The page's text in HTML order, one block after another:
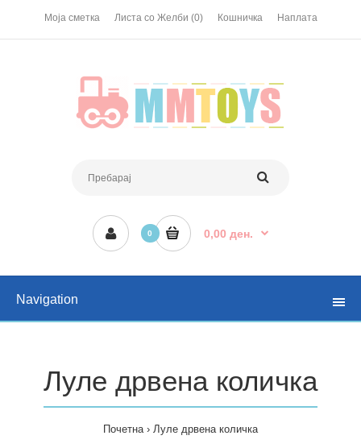
Моја сметка Листа со Желби (0) Кошничка Наплата
0 0,00 ден.
Navigation
Луле дрвена количка
Почетна Луле дрвена количка